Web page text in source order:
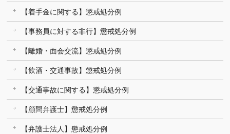
【着手金に関する】懲戒処分例
【事務員に対する非行】懲戒処分例
【離婚・面会交流】懲戒処分例
【飲酒・交通事故】懲戒処分例
【交通事故に関する】懲戒処分例
【顧問弁護士】懲戒処分例
【弁護士法人】懲戒処分例